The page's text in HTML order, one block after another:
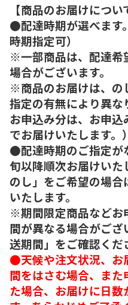
【商品のお届けについ
●配達時期が選べます
時期指定可）
※一部商品は、配達希
場合がございます。
※商品のお届けは、の
指定の有無により異な
お申込み分は、お申
でお届けいたします。）
●配達時期のご指定が
旬以降順次お届けいた
のし」をご希望の場
いたします。
※期間限定商品などお
間が異なる場合がご
送期間」をご確認くだ
●天候や注文状況、お
間をはさむ場合、ま
た場合、お届けに日